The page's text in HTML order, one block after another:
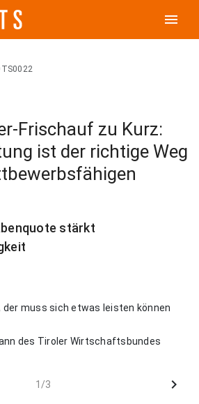
menu
Frischauf zu Kurz:
ist der richtige Weg
stärkt
muss sich etwas leisten können
des Tiroler Wirtschaftsbundes
1/3 chevron_right